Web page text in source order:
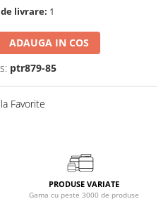
livrare: 1
ADAUGA IN COS
ptr879-85
Favorite
PRODUSE VARIATE
Gama cu peste 3000 de produse